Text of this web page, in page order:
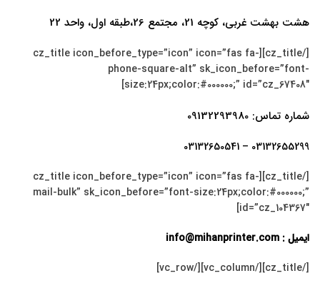
هشت بهشت غربی، کوچه 21، مجتمع 26،طبقه اول، واحد 22
[/cz_title][cz_title icon_before_type=”icon” icon=”fas fa-
phone-square-alt” sk_icon_before=”font-
size:24px;color:#000000;” id=”cz_67408″]
شماره تماس: 09132293980
03132655299 – 03132650541
[/cz_title][cz_title icon_before_type=”icon” icon=”fas fa-
mail-bulk” sk_icon_before=”font-size:24px;color:#000000;”
id=”cz_104367″]
ایمیل : info@mihanprinter.com
[/cz_title][/vc_column][/vc_row]